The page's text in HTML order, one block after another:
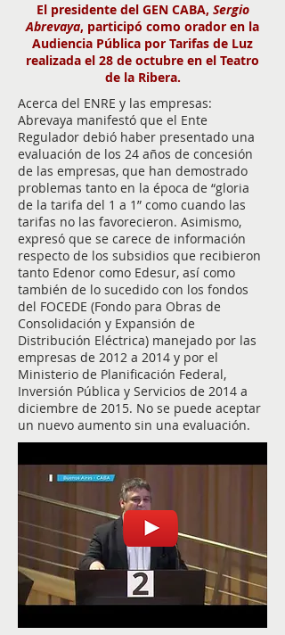
El presidente del GEN CABA, Sergio
Abrevaya, participó como orador en la
Audiencia Pública por Tarifas de Luz
realizada el 28 de octubre en el Teatro
de la Ribera.
Acerca del ENRE y las empresas:
Abrevaya manifestó que el Ente
Regulador debió haber presentado una
evaluación de los 24 años de concesión
de las empresas, que han demostrado
problemas tanto en la época de “gloria
de la tarifa del 1 a 1” como cuando las
tarifas no las favorecieron. Asimismo,
expresó que se carece de información
respecto de los subsidios que recibieron
tanto Edenor como Edesur, así como
también de lo sucedido con los fondos
del FOCEDE (Fondo para Obras de
Consolidación y Expansión de
Distribución Eléctrica) manejado por las
empresas de 2012 a 2014 y por el
Ministerio de Planificación Federal,
Inversión Pública y Servicios de 2014 a
diciembre de 2015. No se puede aceptar
un nuevo aumento sin una evaluación.